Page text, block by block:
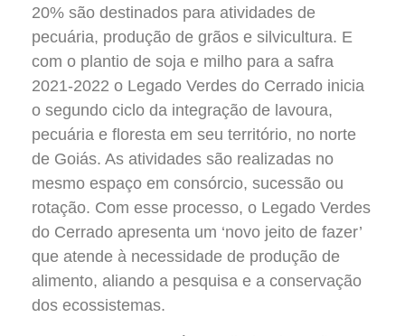
20% são destinados para atividades de
pecuária, produção de grãos e silvicultura. E
com o plantio de soja e milho para a safra
2021-2022 o Legado Verdes do Cerrado inicia
o segundo ciclo da integração de lavoura,
pecuária e floresta em seu território, no norte
de Goiás. As atividades são realizadas no
mesmo espaço em consórcio, sucessão ou
rotação. Com esse processo, o Legado Verdes
do Cerrado apresenta um ‘novo jeito de fazer’
que atende à necessidade de produção de
alimento, aliando a pesquisa e a conservação
dos ecossistemas.